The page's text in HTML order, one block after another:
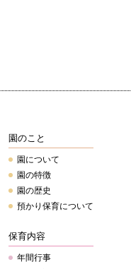
園のこと
園について
園の特徴
園の歴史
預かり保育について
保育内容
年間行事